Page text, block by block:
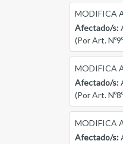
MODIFICA
Afectado/s:
(Por Art.
MODIFICA
Afectado/s:
(Por Art.
MODIFICA
Afectado/s: